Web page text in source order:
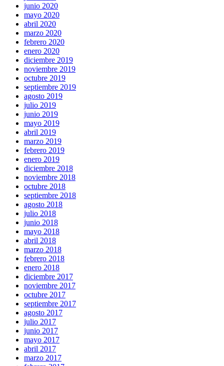
junio 2020
mayo 2020
abril 2020
marzo 2020
febrero 2020
enero 2020
diciembre 2019
noviembre 2019
octubre 2019
septiembre 2019
agosto 2019
julio 2019
junio 2019
mayo 2019
abril 2019
marzo 2019
febrero 2019
enero 2019
diciembre 2018
noviembre 2018
octubre 2018
septiembre 2018
agosto 2018
julio 2018
junio 2018
mayo 2018
abril 2018
marzo 2018
febrero 2018
enero 2018
diciembre 2017
noviembre 2017
octubre 2017
septiembre 2017
agosto 2017
julio 2017
junio 2017
mayo 2017
abril 2017
marzo 2017